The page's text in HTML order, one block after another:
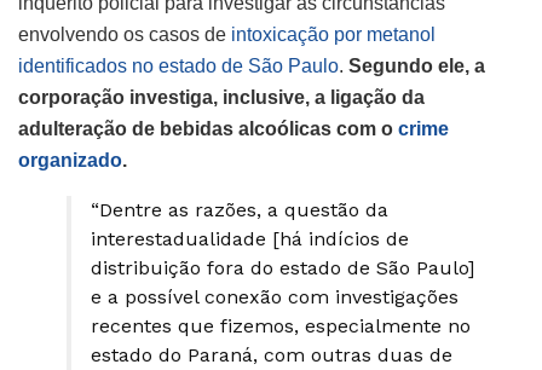
envolvendo os casos de intoxicação por metanol
identificados no estado de São Paulo. Segundo ele, a
corporação investiga, inclusive, a ligação da
adulteração de bebidas alcoólicas com o crime
organizado.
“Dentre as razões, a questão da
interestadualidade [há indícios de
distribuição fora do estado de São Paulo]
e a possível conexão com investigações
recentes que fizemos, especialmente no
estado do Paraná, com outras duas de